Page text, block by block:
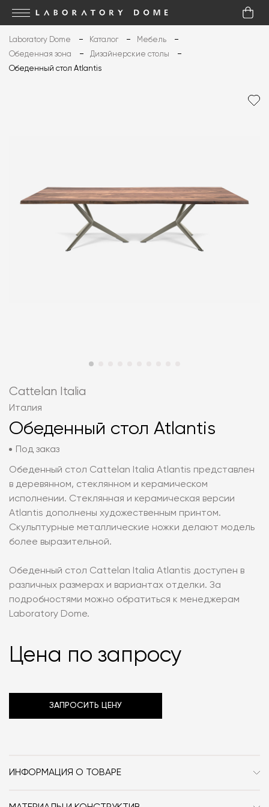
Laboratory Dome Каталог
Мебель
Обеденная зона
Дизайнерские столы
Обеденный стол Atlantis
Cattelan Italia
Италия
Обеденный стол Atlantis
Под заказ
Обеденный стол Cattelan Italia Atlantis представлен
в деревянном, стеклянном и керамическом
исполнении. Стеклянная и керамическая версии
Atlantis дополнены художественным принтом.
Скульптурные металлические ножки делают модель
более выразительной.
Обеденный стол Cattelan Italia Atlantis доступен в
различных размерах и вариантах отделки. За
подробностями можно обратиться к менеджерам
Laboratory Dome.
Цена по запросу
ЗАПРОСИТЬ ЦЕНУ
ИНФОРМАЦИЯ О ТОВАРЕ